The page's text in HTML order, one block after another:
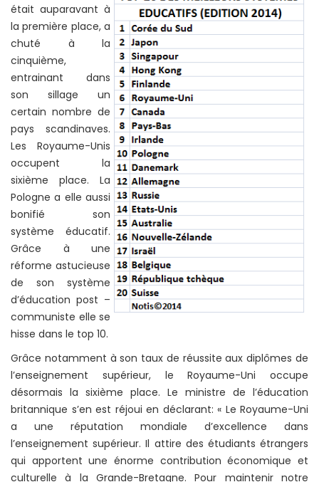
était auparavant à
la première place, a
chuté à la
cinquième,
entrainant dans
son sillage un
certain nombre de
pays scandinaves.
Les Royaume-Unis
occupent la
sixième place. La
Pologne a elle aussi
bonifié son
système éducatif.
Grâce à une
réforme astucieuse
de son système
d’éducation post –
communiste elle se
hisse dans le top 10.
Grâce notamment à son taux de réussite aux diplômes de
l’enseignement supérieur, le Royaume-Uni occupe
désormais la sixième place. Le ministre de l’éducation
britannique s’en est réjoui en déclarant: « Le Royaume-Uni
a une réputation mondiale d’excellence dans
l’enseignement supérieur. Il attire des étudiants étrangers
qui apportent une énorme contribution économique et
culturelle à la Grande-Bretagne. Pour maintenir notre